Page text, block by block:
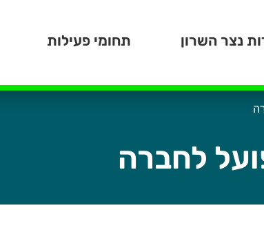
נצר השרון תחומי פעילות
לחברה